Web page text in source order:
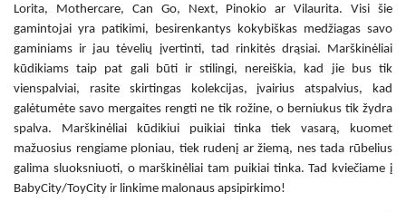
Lorita, Mothercare, Can Go, Next, Pinokio ar Vilaurita. Visi šie
gamintojai yra patikimi, besirenkantys kokybiškas medžiagas savo
gaminiams ir jau tėvelių įvertinti, tad rinkitės drąsiai.
Marškinėliai
kūdikiams taip pat gali būti ir stilingi, nereiškia, kad jie bus tik
vienspalviai, rasite skirtingas kolekcijas, įvairius atspalvius, kad
galėtumėte savo mergaites rengti ne tik rožine, o berniukus tik žydra
spalva.
Marškinėliai kūdikiuipuikiai tinka tiek vasarą, kuomet
mažuosius rengiame ploniau, tiek rudenį ar žiemą, nes tada rūbelius
galima sluoksniuoti, o marškinėliai tam puikiai tinka. Tad kviečiame į
BabyCity/ToyCity ir linkime malonaus apsipirkimo!